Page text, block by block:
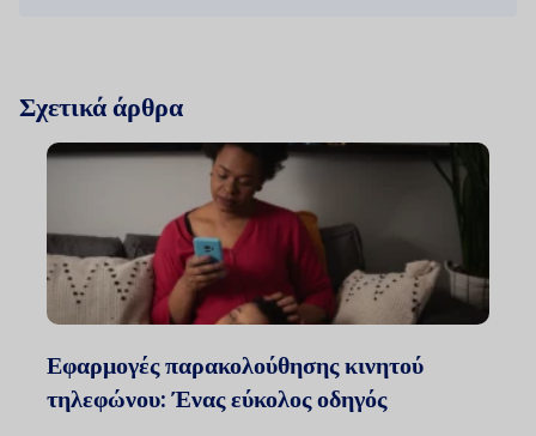
Σχετικά άρθρα
Εφαρμογές παρακολούθησης κινητού
τηλεφώνου: Ένας εύκολος οδηγός